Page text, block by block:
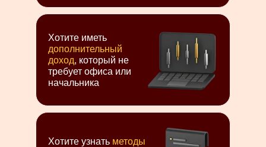
Хотите узнать методы
Хотите иметь
дополнительный
доход, который не
требует офиса или
начальника